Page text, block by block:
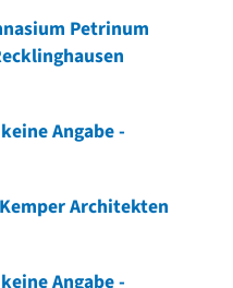
Petrinum
Angabe -
Architekten
Angabe -